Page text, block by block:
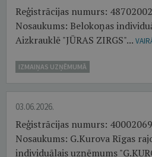
Reģistrācijas numurs:
Nosaukums: Belokoņas
Aizkrauklē "JŪRAS ZIRGS"...
IZMAIŅAS UZŅĒMUMĀ
03.06.2026.
Reģistrācijas numurs:
Nosaukums: G.Kurova Rīgas
individuālais uzņēmums